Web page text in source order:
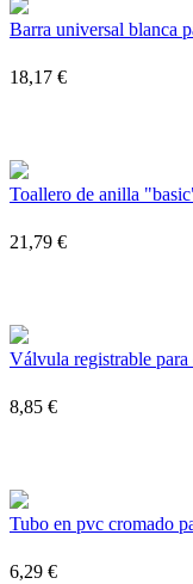
Barra universal blanca
18,17 €
Toallero de anilla
21,79 €
Válvula registrable
8,85 €
Tubo en pvc cromado
6,29 €